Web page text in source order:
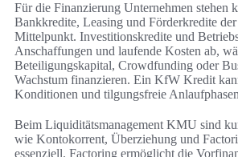
Für die Finanzierung Unternehmen stehen
Bankkredite, Leasing und Förderkredite
Mittelpunkt. Investitionskredite und
Anschaffungen und laufende Kosten ab,
Beteiligungskapital, Crowdfunding oder
Wachstum finanzieren. Ein KfW Kredit
Konditionen und tilgungsfreie
Beim Liquiditätsmanagement KMU sind
wie Kontokorrent, Überziehung und
essenziell. Factoring ermöglicht die